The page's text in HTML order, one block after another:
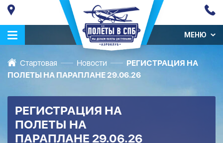
МЕНЮ
Стартовая Новости
РЕГИСТРАЦИЯ НА
ПОЛЕТЫ НА ПАРАПЛАНЕ 29.06.26
РЕГИСТРАЦИЯ НА
ПОЛЕТЫ НА
ПАРАПЛАНЕ 29.06.26